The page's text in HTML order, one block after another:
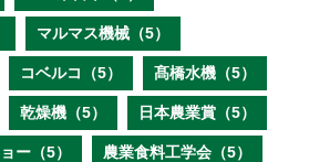
マルマス機械（5）
コベルコ（5） 髙橋水機（5）
乾燥機（5） 日本農業賞（5）
ー（5） 農業食料工学会（5）